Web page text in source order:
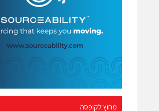
מחוץ לקופסה